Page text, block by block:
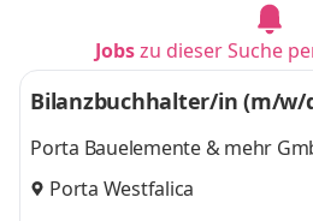
Jobszu dieser Suche
Bilanzbuchhalter/in (m/w/
Porta Bauelemente & mehr
Porta Westfalica